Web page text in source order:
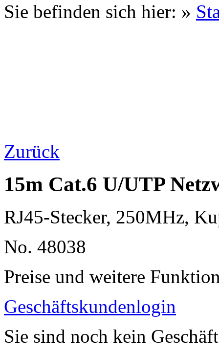
Sie befinden sich hier: »
Zurück
15m Cat.6 U/UTP
RJ45-Stecker, 250MHz,
No. 48038
Preise und weitere
Geschäftskundenlogin
Sie sind noch kein